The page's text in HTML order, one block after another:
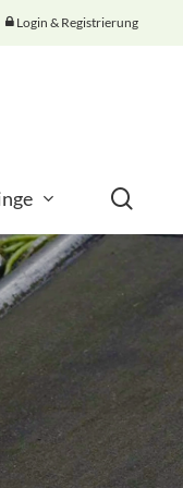
Login & Registrierung